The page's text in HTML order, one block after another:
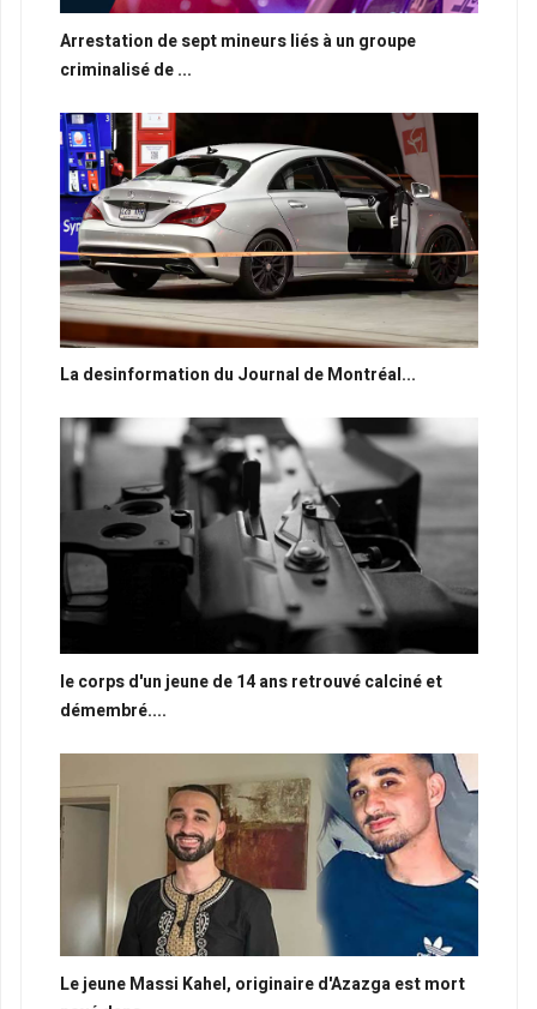
Arrestation de sept mineurs liés à un groupe
criminalisé de ...
La desinformation du Journal de Montréal...
le corps d'un jeune de 14 ans retrouvé calciné et
démembré....
Le jeune Massi Kahel, originaire d'Azazga est mort